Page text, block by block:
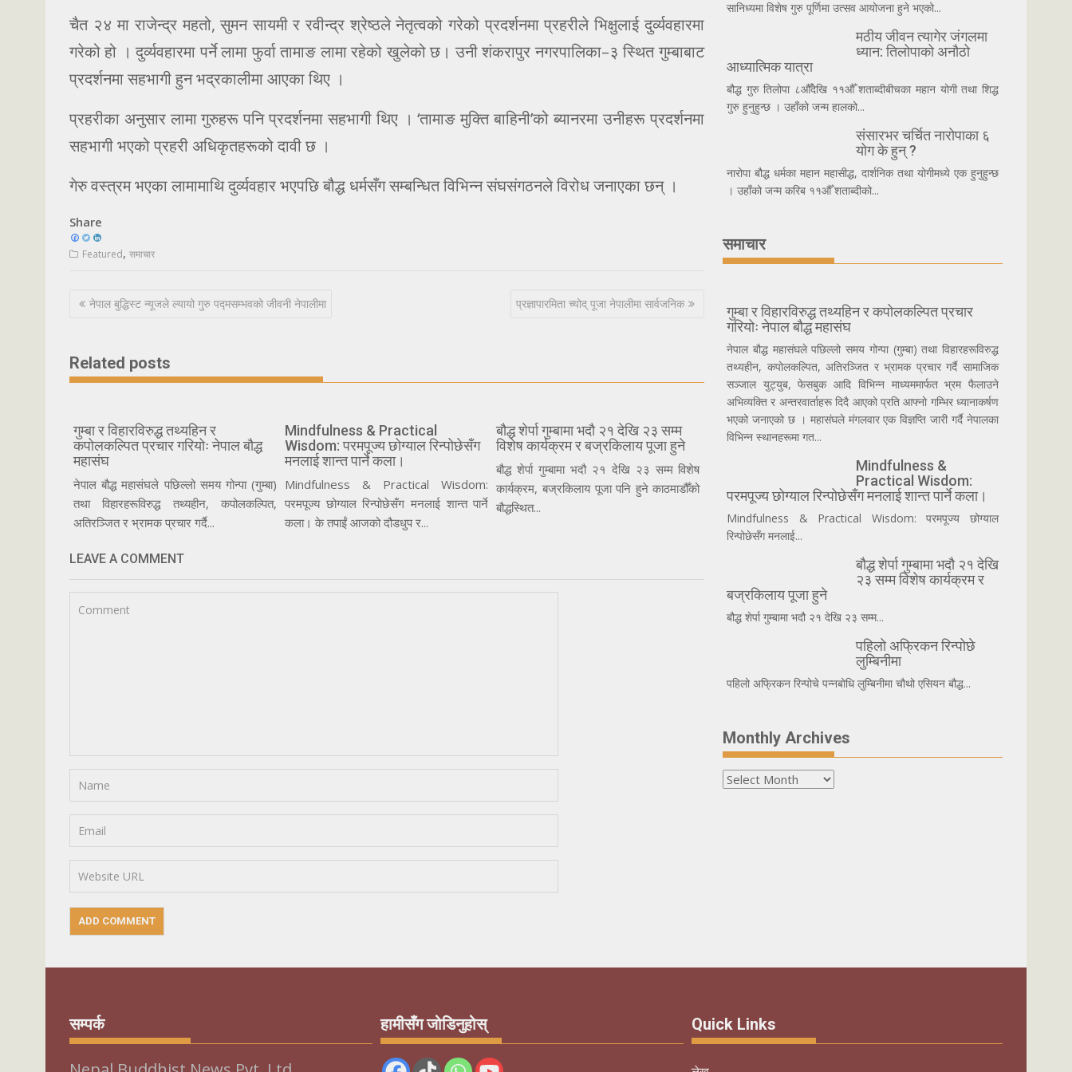
चैत २४ मा राजेन्द्र महतो, सुमन सायमी र रवीन्द्र श्रेष्ठले नेतृत्वको गरेको प्रदर्शनमा प्रहरीले भिक्षुलाई दुर्व्यवहारमा
गरेको हो । दुर्व्यवहारमा पर्ने लामा फुर्वा तामाङ लामा रहेको खुलेको छ। उनी शंकरापुर नगरपालिका–३ स्थित गुम्बाबाट
प्रदर्शनमा सहभागी हुन भद्रकालीमा आएका थिए ।
प्रहरीका अनुसार लामा गुरुहरू पनि प्रदर्शनमा सहभागी थिए । ‘तामाङ मुक्ति बाहिनी’को ब्यानरमा उनीहरू प्रदर्शनमा
सहभागी भएको प्रहरी अधिकृतहरूको दावी छ ।
गेरु वस्त्रम भएका लामामाथि दुर्व्यवहार भएपछि बौद्ध धर्मसँग सम्बन्धित विभिन्न संघसंगठनले विरोध जनाएका छन् ।
Share
Featured, समाचार
Post
नेपाल बुद्धिस्ट न्यूजले ल्यायो गुरु पद्मसम्भवको जीवनी नेपालीमा प्रज्ञापारमिता च्योद् पूजा नेपालीमा सार्वजनिक
Related posts
गुम्बा र विहारविरुद्ध तथ्यहिन र
कपोलकल्पित प्रचार गरियोः नेपाल बौद्ध
महासंघ
नेपाल बौद्ध महासंघले पछिल्लो समय गोन्पा (गुम्बा)
तथा विहारहरूविरुद्ध तथ्यहीन, कपोलकल्पित,
अतिरञ्जित र भ्रामक प्रचार गर्दै...
Mindfulness & Practical
Wisdom: परमपूज्य छोग्याल रिन्पोछेसँग
मनलाई शान्त पार्ने कला।
Mindfulness & Practical Wisdom:
परमपूज्य छोग्याल रिन्पोछेसँग मनलाई शान्त पार्ने
कला। के तपाईं आजको दौडधुप र...
बौद्ध शेर्पा गुम्बामा भदौ २१ देखि २३ सम्म
विशेष कार्यक्रम र बज्रकिलाय पूजा हुने
बौद्ध शेर्पा गुम्बामा भदौ २१ देखि २३ सम्म विशेष
कार्यक्रम, बज्रकिलाय पूजा पनि हुने काठमाडौँको
बौद्धस्थित...
LEAVE A COMMENT
सानिध्यमा विशेष गुरु पूर्णिमा उत्सव आयोजना हुने भएको...
मठीय जीवन त्यागेर जंगलमा
ध्यान: तिलोपाको अनौठो
आध्यात्मिक यात्रा
बौद्ध गुरु तिलोपा ८औँदेखि ११औँ शताब्दीबीचका महान योगी तथा शिद्ध
गुरु हुनुहुन्छ । उहाँको जन्म हालको...
संसारभर चर्चित नारोपाका ६
योग के हुन् ?
नारोपा बौद्ध धर्मका महान महासीद्ध, दार्शनिक तथा योगीमध्ये एक हुनुहुन्छ
। उहाँको जन्म करिब ११औँ शताब्दीको...
समाचार
गुम्बा र विहारविरुद्ध तथ्यहिन र कपोलकल्पित प्रचार
गरियोः नेपाल बौद्ध महासंघ
नेपाल बौद्ध महासंघले पछिल्लो समय गोन्पा (गुम्बा) तथा विहारहरूविरुद्ध
तथ्यहीन, कपोलकल्पित, अतिरञ्जित र भ्रामक प्रचार गर्दै सामाजिक
सञ्जाल युट्युब, फेसबुक आदि विभिन्न माध्यममार्फत भ्रम फैलाउने
अभिव्यक्ति र अन्तरवार्ताहरू दिदै आएको प्रति आफ्नो गम्भिर ध्यानाकर्षण
भएको जनाएको छ । महासंघले मंगलवार एक विज्ञप्ति जारी गर्दै नेपालका
विभिन्न स्थानहरूमा गत...
Mindfulness &
Practical Wisdom:
परमपूज्य छोग्याल रिन्पोछेसँग मनलाई शान्त पार्ने कला।
Mindfulness & Practical Wisdom: परमपूज्य छोग्याल
रिन्पोछेसँग मनलाई...
बौद्ध शेर्पा गुम्बामा भदौ २१ देखि
२३ सम्म विशेष कार्यक्रम र
बज्रकिलाय पूजा हुने
बौद्ध शेर्पा गुम्बामा भदौ २१ देखि २३ सम्म...
पहिलो अफ्रिकन रिन्पोछे
लुम्बिनीमा
पहिलो अफ्रिकन रिन्पोचे पन्नबोधि लुम्बिनीमा चौथो एसियन बौद्ध...
Monthly Archives
Monthly
सम्पर्क हामीसँग जोडिनुहोस् Quick Links